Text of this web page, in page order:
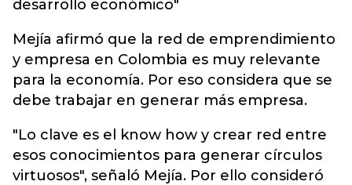
desarrollo económico"
Mejía afirmó que la red de emprendimiento
y empresa en Colombia es muy relevante
para la economía. Por eso considera que se
debe trabajar en generar más empresa.
"Lo clave es el know how y crear red entre
esos conocimientos para generar círculos
virtuosos", señaló Mejía. Por ello consideró